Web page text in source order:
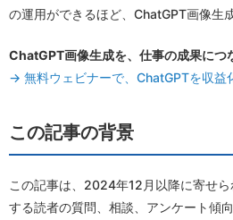
の運用ができるほど、ChatGPT画像生
ChatGPT画像生成を、仕事の成果につ
→ 無料ウェビナーで、ChatGPTを収益
この記事の背景
この記事は、2024年12月以降に寄せ
する読者の質問、相談、アンケート傾